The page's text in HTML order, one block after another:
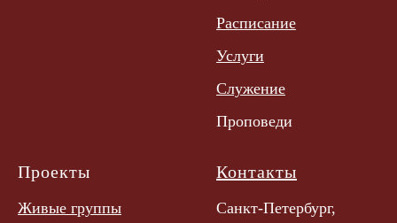
Расписание
Услуги
Служение
Проповеди
Проекты
Живые группы
Контакты
Санкт-Петербург,